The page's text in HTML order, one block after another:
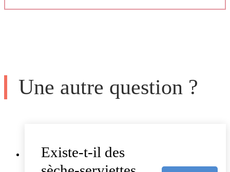
Une autre question ?
Existe-t-il des